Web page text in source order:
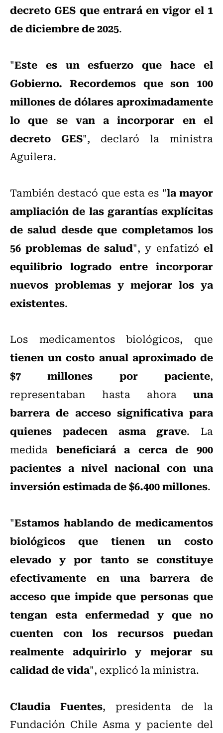
decreto GES que entrará en vigor el 1
de diciembre de 2025.
"Este es un esfuerzo que hace el
Gobierno. Recordemos que son 100
millones de dólares aproximadamente
lo que se van a incorporar en el
decreto GES", declaró la ministra
Aguilera.
También destacó que esta es "la mayor
ampliación de las garantías explícitas
de salud desde que completamos los
56 problemas de salud", y enfatizó el
equilibrio logrado entre incorporar
nuevos problemas y mejorar los ya
existentes.
Los medicamentos biológicos, que
tienen un costo anual aproximado de
$7 millones por paciente,
representaban hasta ahora una
barrera de acceso significativa para
quienes padecen asma grave. La
medida beneficiará a cerca de 900
pacientes a nivel nacional con una
inversión estimada de $6.400 millones.
"Estamos hablando de medicamentos
biológicos que tienen un costo
elevado y por tanto se constituye
efectivamente en una barrera de
acceso que impide que personas que
tengan esta enfermedad y que no
cuenten con los recursos puedan
realmente adquirirlo y mejorar su
calidad de vida", explicó la ministra.
Claudia Fuentes, presidenta de la
Fundación Chile Asma y paciente del